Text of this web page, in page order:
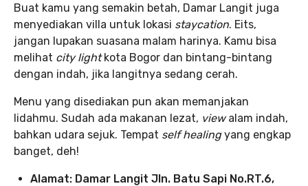
Buat kamu yang semakin betah, Damar Langit juga
menyediakan villa untuk lokasi staycation. Eits,
jangan lupakan suasana malam harinya. Kamu bisa
melihat city lightkota Bogor dan bintang-bintang
dengan indah, jika langitnya sedang cerah.
Menu yang disediakan pun akan memanjakan
lidahmu. Sudah ada makanan lezat, view alam indah,
bahkan udara sejuk. Tempat self healingyang engkap
banget, deh!
Alamat: Damar Langit Jln. Batu Sapi No.RT.6,